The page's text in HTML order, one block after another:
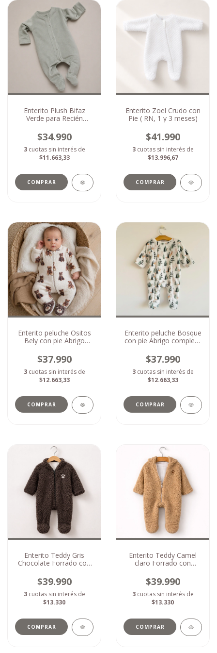
Enterito Plush Bifaz
Verde para Recién
$34.990
3 cuotas sin interés de
$11.663,33
COMPRAR
Enterito Zoel Crudo con
Pie ( RN, 1 y 3 meses)
$41.990
3 cuotas sin interés de
$13.996,67
COMPRAR
Enterito peluche Ositos
Bely con pie Abrigo
meses)
$37.990
3 cuotas sin interés de
$12.663,33
COMPRAR
Enterito peluche Bosque
con pie Abrigo completo
$37.990
3 cuotas sin interés de
$12.663,33
COMPRAR
Enterito Teddy Gris
Chocolate Forrado con
$39.990
3 cuotas sin interés de
$13.330
COMPRAR
Enterito Teddy Camel
claro Forrado con
$39.990
3 cuotas sin interés de
$13.330
COMPRAR